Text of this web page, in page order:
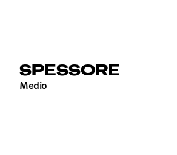
SPESSORE
Medio